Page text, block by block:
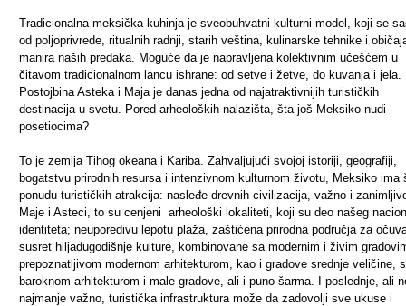
Tradicionalna meksička kuhinja je sveobuhvatni kulturni model, koji se
od poljoprivrede, ritualnih radnji, starih veština, kulinarske tehnike i
manira naših predaka. Moguće da je napravljena kolektivnim učešćem u
čitavom tradicionalnom lancu ishrane: od setve i žetve, do kuvanja i jela.
Postojbina Asteka i Maja je danas jedna od najatraktivnijih turističkih
destinacija u svetu. Pored arheoloških nalazišta, šta još Meksiko nudi
posetiocima?
To je zemlja Tihog okeana i Kariba. Zahvaljujući svojoj istoriji, geografiji,
bogatstvu prirodnih resursa i intenzivnom kulturnom životu, Meksiko ima
ponudu turističkih atrakcija: nasleđe drevnih civilizacija, važno i
Maje i Asteci, to su cenjeni arheološki lokaliteti, koji su deo našeg
identiteta; neuporedivu lepotu plaža, zaštićena prirodna područja za
susret hiljadugodišnje kulture, kombinovane sa modernim i živim
prepoznatljivom modernom arhitekturom, kao i gradove srednje veličine,
baroknom arhitekturom i male gradove, ali i puno šarma. I poslednje, ali
najmanje važno, turistička infrastruktura može da zadovolji sve ukuse i